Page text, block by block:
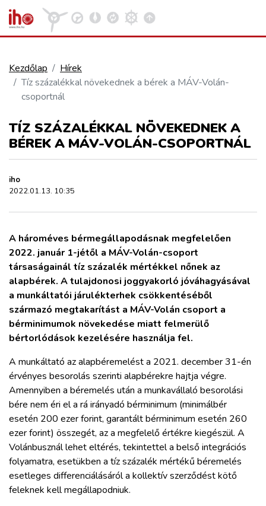
VASÚT
KÖZÚT
REPÜLÉS
KÖZLEKEDÉSFEJLESZTÉS
ELLÁTÁSI LÁNC
ZÖLDÚT
HAJÓZÁS
BLOG
ARCHÍVUM
WEBSHOP
BELÉPÉS
REGISZTRÁCIÓ
Kezdőlap
Hírek
Tíz százalékkal növekednek a bérek a MÁV-Volán-
csoportnál
TÍZ SZÁZALÉKKAL NÖVEKEDNEK A
BÉREK A MÁV-VOLÁN-CSOPORTNÁL
iho
2022.01.13. 10:35
A hároméves bérmegállapodásnak megfelelően
2022. január 1-jétől a MÁV-Volán-csoport
társaságainál tíz százalék mértékkel nőnek az
alapbérek. A tulajdonosi joggyakorló jóváhagyásával
a munkáltatói járulékterhek csökkentéséből
származó megtakarítást a MÁV-Volán csoport a
bérminimumok növekedése miatt felmerülő
bértorlódások kezelésére használja fel.
A munkáltató az alapbéremelést a 2021. december 31-én
érvényes besorolás szerinti alapbérekre hajtja végre.
Amennyiben a béremelés után a munkavállaló besorolási
bére nem éri el a rá irányadó bérminimum (minimálbér
esetén 200 ezer forint, garantált bérminimum esetén 260
ezer forint) összegét, az a megfelelő értékre kiegészül. A
Volánbusznál lehet eltérés, tekintettel a belső integrációs
folyamatra, esetükben a tíz százalék mértékű béremelés
esetleges differenciálásáról a kollektív szerződést kötő
feleknek kell megállapodniuk.